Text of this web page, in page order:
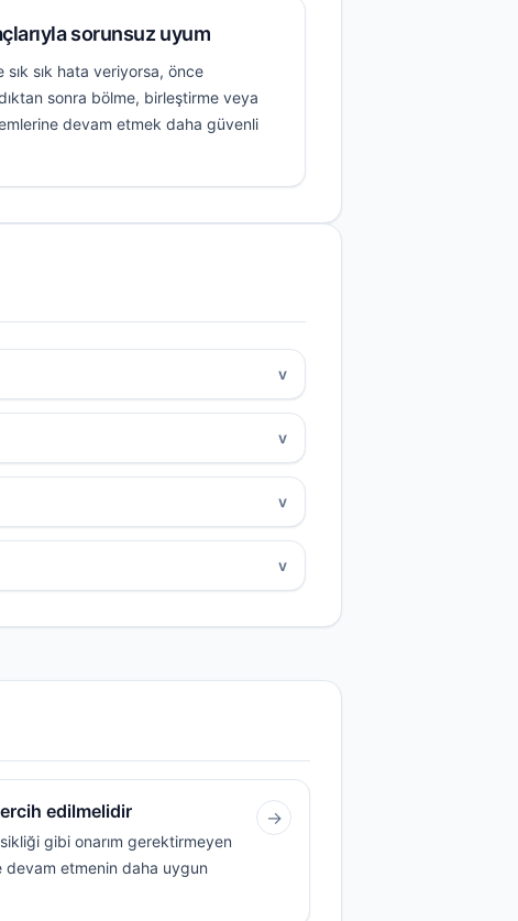
sorunsuz uyum
sık sık hata veriyorsa, önce
sonra bölme, birleştirme veya
devam etmek daha güvenli
v
v
v
v
edilmelidir
gibi onarım gerektirmeyen
devam etmenin daha uygun
→